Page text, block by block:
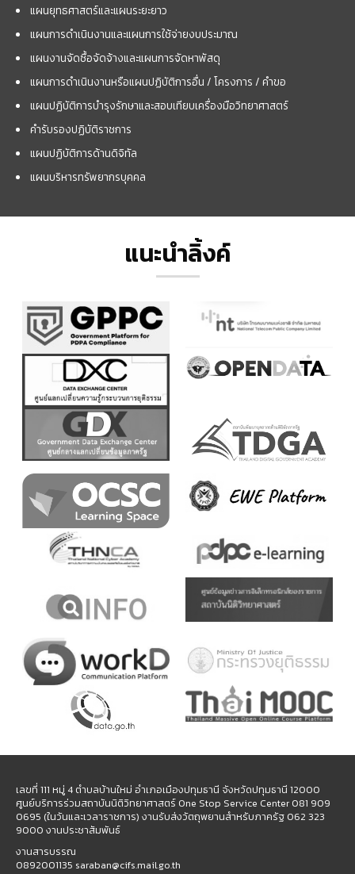
แผนยุทธศาสตร์และแผนระยะยาว
แผนการดำเนินงานและแผนการใช้จ่ายงบประมาณ
แผนงานจัดซื้อจัดจ้างและแผนการจัดหาพัสดุ
แผนการดำเนินงานหรือแผนปฏิบัติการอื่น / โครงการ / คำขอ
แผนปฏิบัติการบำรุงรักษาและสอบเทียบเครื่องมือวิทยาศาสตร์
คำรับรองปฏิบัติราชการ
แผนปฏิบัติการด้านดิจิทัล
แผนบริหารทรัพยากรบุคคล
แนะนำลิ้งค์
เลขที่ 111 หมู่ 4 ตำบลบ้านใหม่ อำเภอเมืองปทุมธานี จังหวัดปทุมธานี 12000
ศูนย์บริการร่วมสถาบันนิติวิทยาศาสตร์ One Stop Service Center 081 909
0695 (ในวันและเวลาราชการ) งานรับส่งวัตถุพยานสำหรับภาครัฐ 062 323
9000 งานประชาสัมพันธ์
งานสารบรรณ
0892001135 saraban@cifs.mail.go.th